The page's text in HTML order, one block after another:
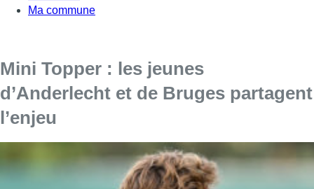
Ma commune
Mini Topper : les jeunes
d’Anderlecht et de Bruges partagent
l’enjeu